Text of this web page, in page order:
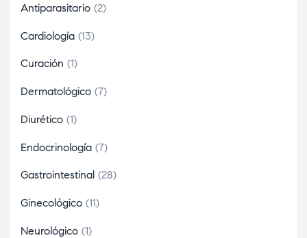
Antiparasitario 2
Cardiología 13
Curación 1
Dermatológico 7
Diurético 1
Endocrinología 7
Gastrointestinal 28
Ginecológico 11
Neurológico 1